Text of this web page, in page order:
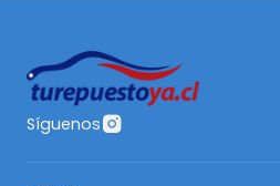
Síguenos